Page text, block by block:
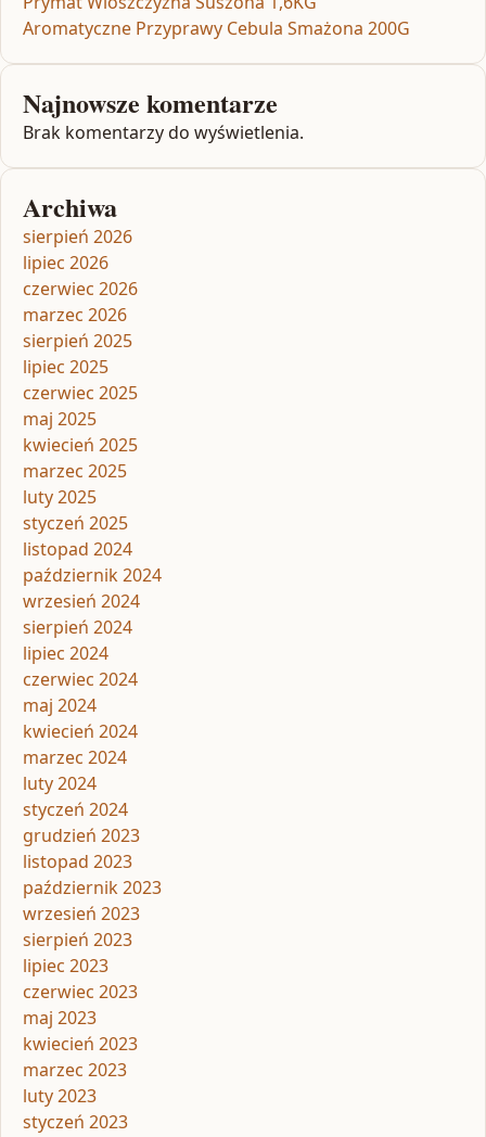
Aromatyczne Przyprawy Cebula Smażona 200G
Najnowsze komentarze
Brak komentarzy do wyświetlenia.
Archiwa
sierpień 2026
lipiec 2026
czerwiec 2026
marzec 2026
sierpień 2025
lipiec 2025
czerwiec 2025
maj 2025
kwiecień 2025
marzec 2025
luty 2025
styczeń 2025
listopad 2024
październik 2024
wrzesień 2024
sierpień 2024
lipiec 2024
czerwiec 2024
maj 2024
kwiecień 2024
marzec 2024
luty 2024
styczeń 2024
grudzień 2023
listopad 2023
październik 2023
wrzesień 2023
sierpień 2023
lipiec 2023
czerwiec 2023
maj 2023
kwiecień 2023
marzec 2023
luty 2023
styczeń 2023